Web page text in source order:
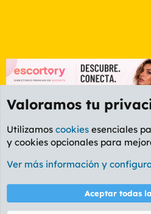
Foro Cine
Cookies
PL OLDSTYLE
Términos y reglas
Valoramos tu
Utilizamos cookies esenciales
y cookies opcionales para
Ver más información y
Aceptar todas